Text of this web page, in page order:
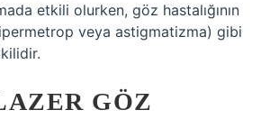
etkili olurken, göz hastalığının
veya astigmatizma) gibi
GÖZ